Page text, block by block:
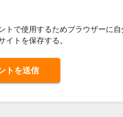
トで使用するためブラウザーに
イトを保存する。